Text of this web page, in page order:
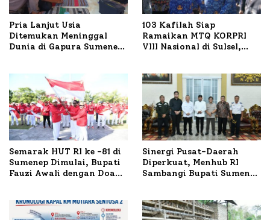
Pria Lanjut Usia
Ditemukan Meninggal
Dunia di Gapura Sumenep,
103 Kafilah Siap
Ramaikan MTQ KORPRI
VIII Nasional di Sulsel,
Semarak HUT RI ke -81 di
Sumenep Dimulai, Bupati
Fauzi Awali dengan Doa
Sinergi Pusat-Daerah
Diperkuat, Menhub RI
Sambangi Bupati Sumenep